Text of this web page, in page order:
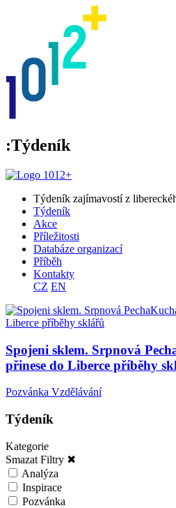
:Týdeník
Týdeník zajímavostí z
Týdeník
Akce
Příležitosti
Databáze organizací
Příběh
Kontakty
CZ EN
Spojeni sklem. Srpnová
přinese do Liberce příběhy
Pozvánka Vzdělávání
Týdeník
Kategorie
Smazat Filtry ✖
Analýza
Inspirace
Pozvánka